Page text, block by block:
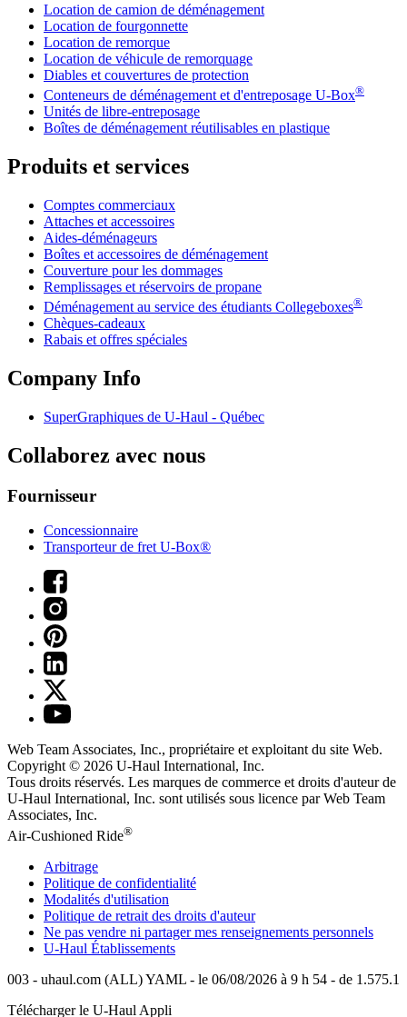
Location de camion de déménagement
Location de fourgonnette
Location de remorque
Location de véhicule de remorquage
Diables et couvertures de protection
Conteneurs de déménagement et d'entreposage U-Box®
Unités de libre-entreposage
Boîtes de déménagement réutilisables en plastique
Produits et services
Comptes commerciaux
Attaches et accessoires
Aides-déménageurs
Boîtes et accessoires de déménagement
Couverture pour les dommages
Remplissages et réservoirs de propane
Déménagement au service des étudiants Collegeboxes®
Chèques-cadeaux
Rabais et offres spéciales
Company Info
SuperGraphiques de U-Haul - Québec
Collaborez avec nous
Fournisseur
Concessionnaire
Transporteur de fret U-Box®
Web Team Associates, Inc., propriétaire et exploitant du site Web.
Copyright © 2026 U-Haul International, Inc.
Tous droits réservés. Les marques de commerce et droits d'auteur de
U-Haul International, Inc. sont utilisés sous licence par Web Team
Associates, Inc.
Air-Cushioned Ride®
Arbitrage
Politique de confidentialité
Modalités d'utilisation
Politique de retrait des droits d'auteur
Ne pas vendre ni partager mes renseignements personnels
U-Haul Établissements
003 - uhaul.com (ALL) YAML - le 06/08/2026 à 9 h 54 - de 1.575.1
Télécharger le U-Haul Appli